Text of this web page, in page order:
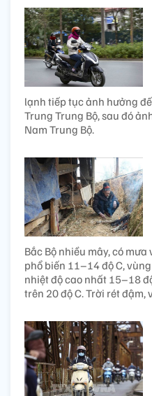
lạnh tiếp tục ảnh hưởng
Trung Trung Bộ, sau đó
Nam Trung Bộ.
Bắc Bộ nhiều mây, có
phổ biến 11–14 độ C,
nhiệt độ cao nhất 15–18
trên 20 độ C. Trời rét đậm,